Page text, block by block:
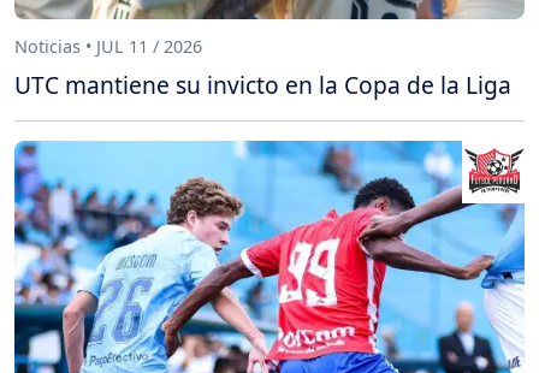
Noticias • JUL 11 / 2026
UTC mantiene su invicto en la Copa de la Liga